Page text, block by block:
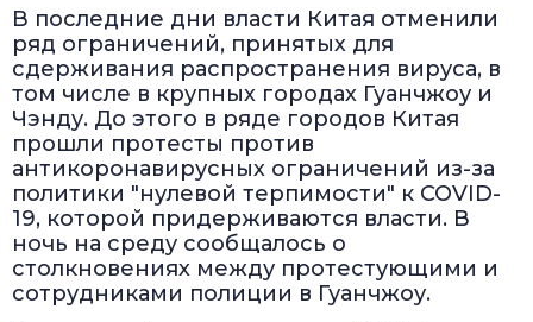
В последние дни власти Китая отменили
ряд ограничений, принятых для
сдерживания распространения вируса, в
том числе в крупных городах Гуанчжоу и
Чэнду. До этого в ряде городов Китая
прошли протесты против
антикоронавирусных ограничений из-за
политики "нулевой терпимости" к COVID-
19, которой придерживаются власти. В
ночь на среду сообщалось о
столкновениях между протестующими и
сотрудниками полиции в Гуанчжоу.